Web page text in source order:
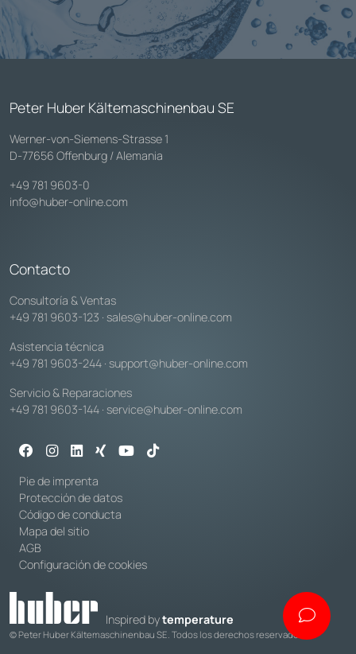
Peter Huber Kältemaschinenbau SE
Werner-von-Siemens-Strasse 1
D-77656 Offenburg / Alemania
+49 781 9603-0
info@huber-online.com
Contacto
Consultoría & Ventas
+49 781 9603-123 · sales@huber-online.com
Asistencia técnica
+49 781 9603-244 · support@huber-online.com
Servicio & Reparaciones
+49 781 9603-144 · service@huber-online.com
Pie de imprenta
Protección de datos
Código de conducta
Mapa del sitio
AGB
Configuración de cookies
Inspired bytemperature
© Peter Huber Kältemaschinenbau SE. Todos los derechos reservados